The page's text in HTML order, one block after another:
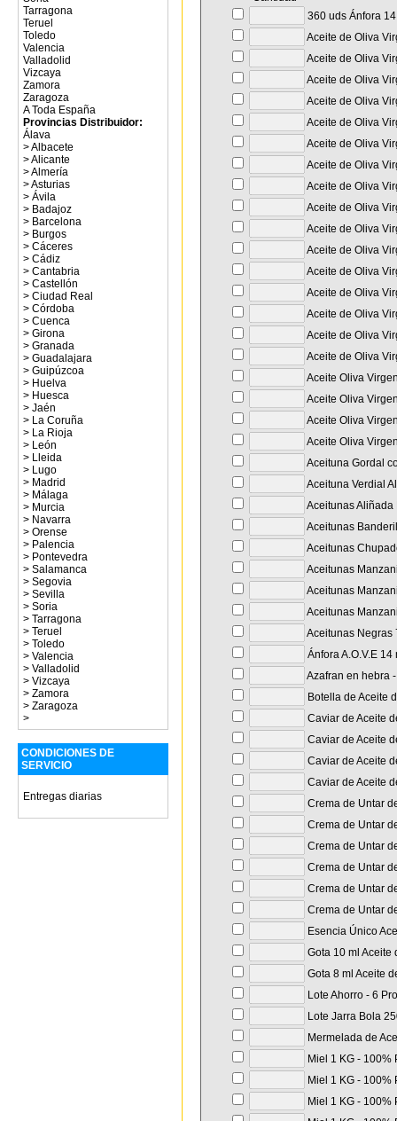
Tarragona
Teruel
Toledo
Valencia
Valladolid
Vizcaya
Zamora
Zaragoza
A Toda España
Provincias Distribuidor:
Álava
>Albacete
>Alicante
>Almería
>Asturias
> Ávila
> Badajoz
> Barcelona
> Burgos
> Cáceres
> Cádiz
> Cantabria
> Castellón
> Ciudad Real
> Córdoba
> Cuenca
> Girona
> Granada
> Guadalajara
> Guipúzcoa
> Huelva
> Huesca
> Jaén
> La Coruña
> La Rioja
> León
> Lleida
> Lugo
> Madrid
> Málaga
> Murcia
> Navarra
> Orense
> Palencia
> Pontevedra
> Salamanca
> Segovia
> Sevilla
> Soria
> Tarragona
> Teruel
> Toledo
> Valencia
> Valladolid
> Vizcaya
> Zamora
> Zaragoza
>
CONDICIONES DE
SERVICIO
Entregas diarias
360 uds Ánfora
Aceite de Oliva
Aceite de Oliva
Aceite de Oliva
Aceite de Oliva
Aceite de Oliva
Aceite de Oliva
Aceite de Oliva
Aceite de Oliva
Aceite de Oliva
Aceite de Oliva
Aceite de Oliva
Aceite de Oliva
Aceite de Oliva
Aceite de Oliva
Aceite de Oliva
Aceite de Oliva
Aceite Oliva
Aceite Oliva
Aceite Oliva
Aceite Oliva
Aceituna Gordal
Aceituna Verdial
Aceitunas Aliñada
Aceitunas
Aceitunas
Aceitunas
Aceitunas
Aceitunas
Aceitunas Negras
Ánfora A.O.V.E
Azafran en hebra
Botella de Aceite
Caviar de Aceite
Caviar de Aceite
Caviar de Aceite
Caviar de Aceite
Crema de Untar
Crema de Untar
Crema de Untar
Crema de Untar
Crema de Untar
Crema de Untar
Esencia Único
Gota 10 ml
Gota 8 ml Aceite
Lote Ahorro - 6
Lote Jarra Bola
Mermelada de
Miel 1 KG - 100%
Miel 1 KG - 100%
Miel 1 KG - 100%